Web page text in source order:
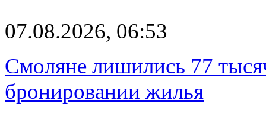
07.08.2026, 06:53
Смоляне лишились 77
бронировании жилья